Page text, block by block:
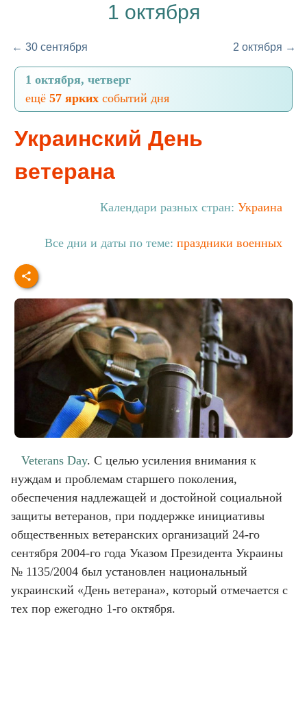
1 октября
← 30 сентября 2 октября →
1 октября, четверг
ещё 57 ярких событий дня
Украинский День
ветерана
Календари разных стран: Украина
Все дни и даты по теме: праздники военных
Veterans Day. С целью усиления внимания к
нуждам и проблемам старшего поколения,
обеспечения надлежащей и достойной социальной
защиты ветеранов, при поддержке инициативы
общественных ветеранских организаций 24-го
сентября 2004-го года Указом Президента Украины
№ 1135/2004 был установлен национальный
украинский «День ветерана», который отмечается с
тех пор ежегодно 1-го октября.